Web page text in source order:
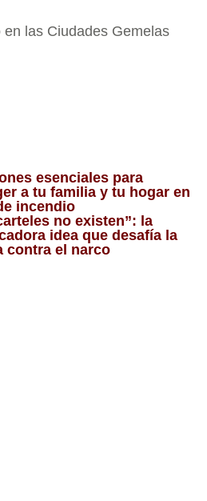
las Ciudades Gemelas
esenciales para
a tu familia y tu hogar en
incendio
no existen”: la
idea que desafía la
contra el narco